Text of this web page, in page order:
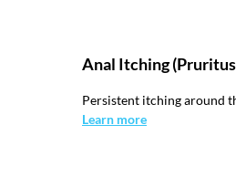
Anal Itching (Pruritus
Persistent itching around
Learn more